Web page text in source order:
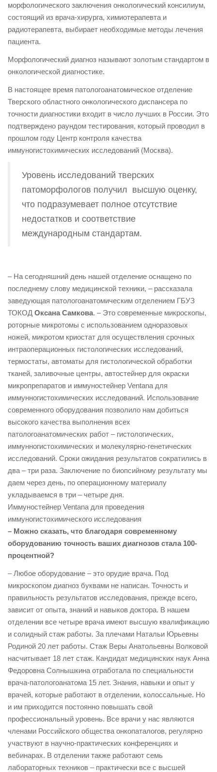
морфологического заключения онкологический консилиум,
состоящий из врача-хирурга, химиотерапевта и
радиотерапевта, выбирает необходимые методы лечения
пациента.
Морфологический диагноз называют золотым стандартом в
онкологической диагностике.
В настоящее время патологоанатомическое отделение
Тверского областного онкологического диспансера по
точности диагностики входит в число лучших в России. Это
подтверждено раундом тестирования, который проводил в
прошлом году Центр контроля качества
иммуногистохимических исследований (Москва).
Уровень исследований тверских
патоморфологов получил высшую оценку,
что подразумевает полное отсутствие
недостатков и соответствие
международным стандартам.
– На сегодняшний день нашей отделение оснащено по
последнему слову медицинской техники, – рассказала
заведующая патологоанатомическим отделением ГБУЗ
ТОКОД Оксана Самкова. – Это современные микроскопы,
роторные микротомы с использованием одноразовых
ножей, микротом криостат для осуществления срочных
интраоперационных гистологических исследований,
термостаты, автоматы для гистологической обработки
тканей, заливочные центры, автостейнер для окраски
микропрепаратов и иммуностейнер Ventana для
иммунногистохимических исследований. Использование
современного оборудования позволило нам добиться
высокого качества выполнения всех
патологоанатомических работ – гистологических,
иммунногистохимических и молекулярно-генетических
исследований. Сроки ожидания результатов сократились в
два – три раза. Заключение по биопсийному результату мы
даем через день, по операционному материалу
укладываемся в три – четыре дня.
Иммуностейнер Ventana для проведения
иммуногистохимического исследования
– Можно сказать, что благодаря современному
оборудованию точность ваших диагнозов стала 100-
процентной?
– Любое оборудование – это орудие врача. Под
микроскопом диагноз буквами не написан. Точность и
правильность результатов исследования, прежде всего,
зависит от опыта, знаний и навыков доктора. В нашем
отделении все четыре врача имеют высшую квалификацию
и солидный стаж работы. За плечами Натальи Юрьевны
Родиной 20 лет работы. Стаж Веры Анатольевны Волковой
насчитывает 18 лет стаж. Кандидат медицинских наук Анна
Федоровна Солнышкина отработала по специальности
врача-патологоанатома 15 лет. Знания, навыки и опыт у
врачей, которые работают в отделении, колоссальные. Но
и им приходится постоянно повышать свой
профессиональный уровень. Все врачи у нас являются
членами Российского общества онкопаталогов, регулярно
участвуют в научно-практических конференциях и
вебинарах. В отделении также работают семь
лабораторных техников – практически все с высшей